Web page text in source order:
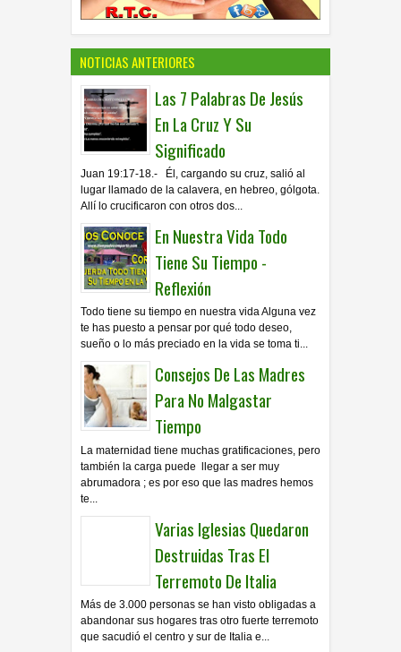
NOTICIAS ANTERIORES
Las 7 Palabras De Jesús
En La Cruz Y Su
Significado
Juan 19:17-18.- Él, cargando su cruz, salió al
lugar llamado de la calavera, en hebreo, gólgota.
Allí lo crucificaron con otros dos...
En Nuestra Vida Todo
Tiene Su Tiempo -
Reflexión
Todo tiene su tiempo en nuestra vida Alguna vez
te has puesto a pensar por qué todo deseo,
sueño o lo más preciado en la vida se toma ti...
Consejos De Las Madres
Para No Malgastar
Tiempo
La maternidad tiene muchas gratificaciones, pero
también la carga puede llegar a ser muy
abrumadora ; es por eso que las madres hemos
te...
Varias Iglesias Quedaron
Destruidas Tras El
Terremoto De Italia
Más de 3.000 personas se han visto obligadas a
abandonar sus hogares tras otro fuerte terremoto
que sacudió el centro y sur de Italia e...